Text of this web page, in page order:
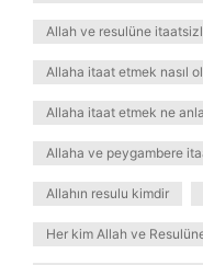
Allah ve resulüne
Allaha itaat etmek nasıl
Allaha itaat etmek ne
Allaha ve peygambere
Allahın resulu kimdir
Her kim Allah ve